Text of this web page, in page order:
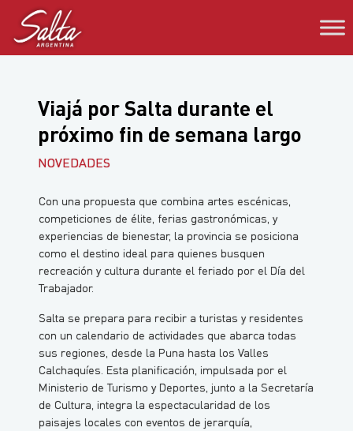
Saltar
contenido
Viajá por Salta durante el
próximo fin de semana largo
NOVEDADES
Con una propuesta que combina artes escénicas,
competiciones de élite, ferias gastronómicas, y
experiencias de bienestar, la provincia se posiciona
como el destino ideal para quienes busquen
recreación y cultura durante el feriado por el Día del
Trabajador.
Salta se prepara para recibir a turistas y residentes
con un calendario de actividades que abarca todas
sus regiones, desde la Puna hasta los Valles
Calchaquíes. Esta planificación, impulsada por el
Ministerio de Turismo y Deportes, junto a la Secretaría
de Cultura, integra la espectacularidad de los
paisajes locales con eventos de jerarquía,